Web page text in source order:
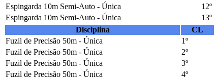
Espingarda 10m Semi-Auto - Única
12º
Espingarda 10m Semi-Auto - Única
13º
Disciplina
CL
Fuzil de Precisão 50m - Única
1º
Fuzil de Precisão 50m - Única
2º
Fuzil de Precisão 50m - Única
3º
Fuzil de Precisão 50m - Única
4º